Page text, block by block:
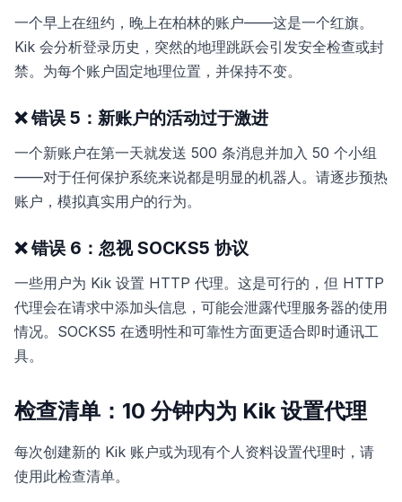
一个早上在纽约，晚上在柏林的账户——这是一个红旗。
Kik 会分析登录历史，突然的地理跳跃会引发安全检查或封
禁。为每个账户固定地理位置，并保持不变。
❌ 错误 5：新账户的活动过于激进
一个新账户在第一天就发送 500 条消息并加入 50 个小组
——对于任何保护系统来说都是明显的机器人。请逐步预热
账户，模拟真实用户的行为。
❌ 错误 6：忽视 SOCKS5 协议
一些用户为 Kik 设置 HTTP 代理。这是可行的，但 HTTP
代理会在请求中添加头信息，可能会泄露代理服务器的使用
情况。SOCKS5 在透明性和可靠性方面更适合即时通讯工
具。
检查清单：10 分钟内为 Kik 设置代理
每次创建新的 Kik 账户或为现有个人资料设置代理时，请
使用此检查清单。